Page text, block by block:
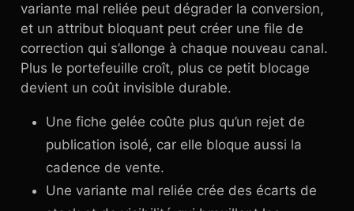
variante mal reliée peut dégrader la conversion,
et un attribut bloquant peut créer une file de
correction qui s’allonge à chaque nouveau canal.
Plus le portefeuille croît, plus ce petit blocage
devient un coût invisible durable.
Une fiche gelée coûte plus qu’un rejet de
publication isolé, car elle bloque aussi la
cadence de vente.
Une variante mal reliée crée des écarts de